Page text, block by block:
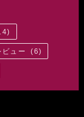
)
ビュー (6)